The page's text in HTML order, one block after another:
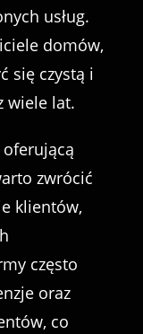
usług.
domów,
się czystą i
wiele lat.
zwrócić
klientów,
często
oraz
co